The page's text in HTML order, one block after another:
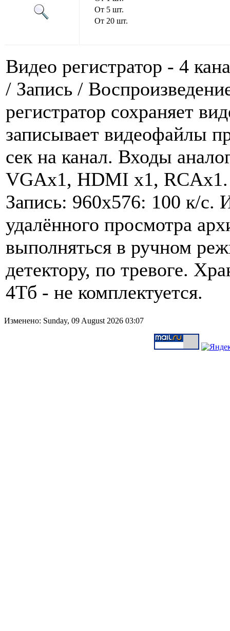
От 5 шт.
От 20 шт.
Видео регистратор - 4
/ Запись /
регистратор сохраняет
записывает видеофайлы
сек на канал. Входы
VGAх1, HDMI x1,
Запись: 960x576: 100 к/с.
удалённого просмотра
выполняться в ручном
детектору, по тревоге.
4Тб - не комплектуется.
Изменено: Sunday, 09 August 2026 03:07